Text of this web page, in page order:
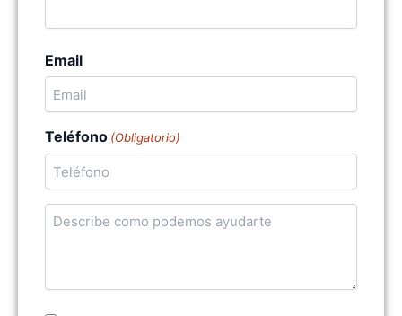
Email
Teléfono (Obligatorio)
Cuentanos
en
ayudarte